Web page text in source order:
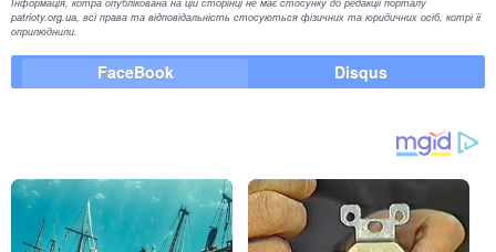
patrioty.org.ua, всі права та відповідальність стосуються фізичних та юридичних осіб, котрі її
оприлюднили.
FaceBook Disqus